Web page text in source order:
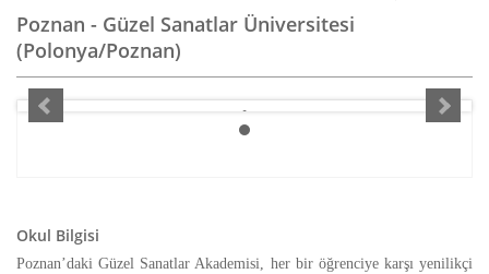
Poznan - Güzel Sanatlar Üniversitesi
(Polonya/Poznan)
Okul Bilgisi
Poznan’daki Güzel Sanatlar Akademisi, her bir öğrenciye karşı yenilikçi